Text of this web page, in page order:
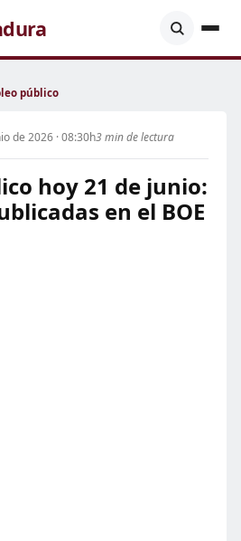
público
de 2026 · 08:30h3 min de lectura
hoy 21 de junio:
en el BOE